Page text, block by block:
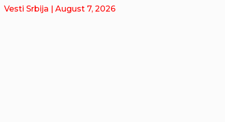
Vesti Srbija | August 7, 2026